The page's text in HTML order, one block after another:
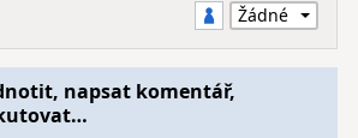
napsat komentář,